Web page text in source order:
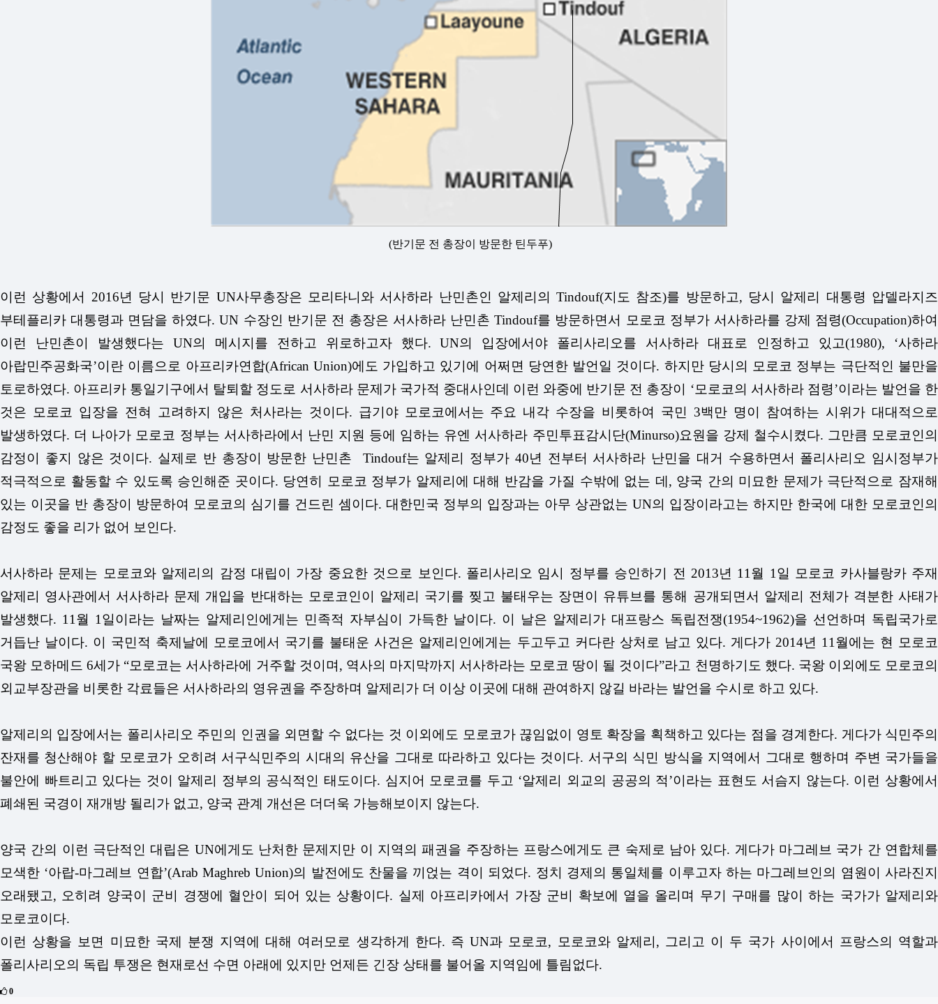
(반기문 전 총장이 방문한 틴두푸)
이런 상황에서 2016년 당시 반기문 UN사무총장은 모리타니와 서사하라 난민촌인 알제리의 Tindouf(지도 참조)를 방문하고, 당시 알제리 대통령 압델라지즈
부테플리카 대통령과 면담을 하였다. UN 수장인 반기문 전 총장은 서사하라 난민촌 Tindouf를 방문하면서 모로코 정부가 서사하라를 강제 점령(Occupation)하여
이런 난민촌이 발생했다는 UN의 메시지를 전하고 위로하고자 했다. UN의 입장에서야 폴리사리오를 서사하라 대표로 인정하고 있고(1980), ‘사하라
아랍민주공화국’이란 이름으로 아프리카연합(African Union)에도 가입하고 있기에 어쩌면 당연한 발언일 것이다. 하지만 당시의 모로코 정부는 극단적인 불만을
토로하였다. 아프리카 통일기구에서 탈퇴할 정도로 서사하라 문제가 국가적 중대사인데 이런 와중에 반기문 전 총장이 ‘모로코의 서사하라 점령’이라는 발언을 한
것은 모로코 입장을 전혀 고려하지 않은 처사라는 것이다. 급기야 모로코에서는 주요 내각 수장을 비롯하여 국민 3백만 명이 참여하는 시위가 대대적으로
발생하였다. 더 나아가 모로코 정부는 서사하라에서 난민 지원 등에 임하는 유엔 서사하라 주민투표감시단(Minurso)요원을 강제 철수시켰다. 그만큼 모로코인의
감정이 좋지 않은 것이다. 실제로 반 총장이 방문한 난민촌 Tindouf는 알제리 정부가 40년 전부터 서사하라 난민을 대거 수용하면서 폴리사리오 임시정부가
적극적으로 활동할 수 있도록 승인해준 곳이다. 당연히 모로코 정부가 알제리에 대해 반감을 가질 수밖에 없는 데, 양국 간의 미묘한 문제가 극단적으로 잠재해
있는 이곳을 반 총장이 방문하여 모로코의 심기를 건드린 셈이다. 대한민국 정부의 입장과는 아무 상관없는 UN의 입장이라고는 하지만 한국에 대한 모로코인의
감정도 좋을 리가 없어 보인다.
서사하라 문제는 모로코와 알제리의 감정 대립이 가장 중요한 것으로 보인다. 폴리사리오 임시 정부를 승인하기 전 2013년 11월 1일 모로코 카사블랑카 주재
알제리 영사관에서 서사하라 문제 개입을 반대하는 모로코인이 알제리 국기를 찢고 불태우는 장면이 유튜브를 통해 공개되면서 알제리 전체가 격분한 사태가
발생했다. 11월 1일이라는 날짜는 알제리인에게는 민족적 자부심이 가득한 날이다. 이 날은 알제리가 대프랑스 독립전쟁(1954~1962)을 선언하며 독립국가로
거듭난 날이다. 이 국민적 축제날에 모로코에서 국기를 불태운 사건은 알제리인에게는 두고두고 커다란 상처로 남고 있다. 게다가 2014년 11월에는 현 모로코
국왕 모하메드 6세가 “모로코는 서사하라에 거주할 것이며, 역사의 마지막까지 서사하라는 모로코 땅이 될 것이다”라고 천명하기도 했다. 국왕 이외에도 모로코의
외교부장관을 비롯한 각료들은 서사하라의 영유권을 주장하며 알제리가 더 이상 이곳에 대해 관여하지 않길 바라는 발언을 수시로 하고 있다.
알제리의 입장에서는 폴리사리오 주민의 인권을 외면할 수 없다는 것 이외에도 모로코가 끊임없이 영토 확장을 획책하고 있다는 점을 경계한다. 게다가 식민주의
잔재를 청산해야 할 모로코가 오히려 서구식민주의 시대의 유산을 그대로 따라하고 있다는 것이다. 서구의 식민 방식을 지역에서 그대로 행하며 주변 국가들을
불안에 빠트리고 있다는 것이 알제리 정부의 공식적인 태도이다. 심지어 모로코를 두고 ‘알제리 외교의 공공의 적’이라는 표현도 서슴지 않는다. 이런 상황에서
폐쇄된 국경이 재개방 될리가 없고, 양국 관계 개선은 더더욱 가능해보이지 않는다.
양국 간의 이런 극단적인 대립은 UN에게도 난처한 문제지만 이 지역의 패권을 주장하는 프랑스에게도 큰 숙제로 남아 있다. 게다가 마그레브 국가 간 연합체를
모색한 ‘아랍-마그레브 연합’(Arab Maghreb Union)의 발전에도 찬물을 끼얹는 격이 되었다. 정치 경제의 통일체를 이루고자 하는 마그레브인의 염원이 사라진지
오래됐고, 오히려 양국이 군비 경쟁에 혈안이 되어 있는 상황이다. 실제 아프리카에서 가장 군비 확보에 열을 올리며 무기 구매를 많이 하는 국가가 알제리와
모로코이다.
이런 상황을 보면 미묘한 국제 분쟁 지역에 대해 여러모로 생각하게 한다. 즉 UN과 모로코, 모로코와 알제리, 그리고 이 두 국가 사이에서 프랑스의 역할과
폴리사리오의 독립 투쟁은 현재로선 수면 아래에 있지만 언제든 긴장 상태를 불어올 지역임에 틀림없다.
0